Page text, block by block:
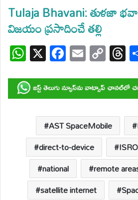
Tulaja Bhavani: తుళజా
విజయం ప్రసాదించే తల్లి
W
h
at
s
A
p
p
X F
ac
e
b
o
o
k
E
m
ail
C
o
p
y
Li
n
k
T
e
a
d
s
AST SpaceMobile
direct-to-device
ISRO
national
remote
satellite internet